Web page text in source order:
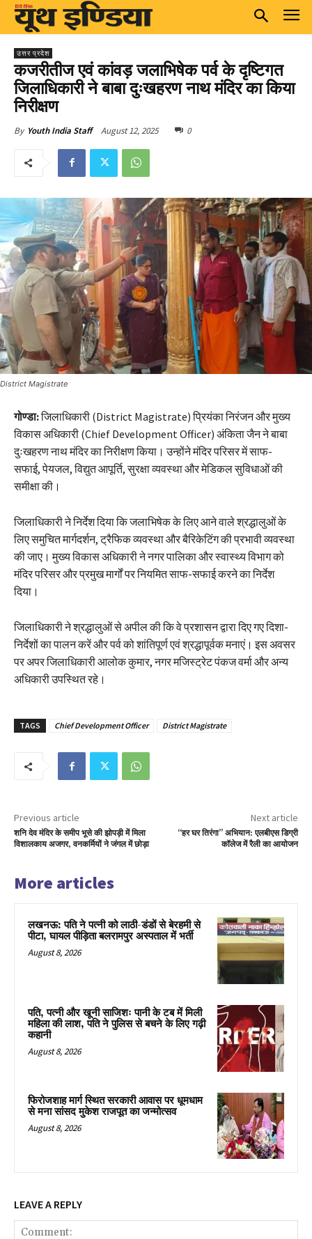
उत्तर प्रदेश
कजरीतीज एवं कांवड़ जलाभिषेक पर्व के दृष्टिगत
जिलाधिकारी ने बाबा दुःखहरण नाथ मंदिर का किया
निरीक्षण
By Youth India Staff August 12, 2025 0
District Magistrate
गोण्डा:जिलाधिकारी (District Magistrate) प्रियंका निरंजन और मुख्य
विकास अधिकारी (Chief Development Officer) अंकिता जैन ने बाबा
दुःखहरण नाथ मंदिर का निरीक्षण किया। उन्होंने मंदिर परिसर में साफ-
सफाई, पेयजल, विद्युत आपूर्ति, सुरक्षा व्यवस्था और मेडिकल सुविधाओं की
समीक्षा की।
जिलाधिकारी ने निर्देश दिया कि जलाभिषेक के लिए आने वाले श्रद्धालुओं के
लिए समुचित मार्गदर्शन, ट्रैफिक व्यवस्था और बैरिकेटिंग की प्रभावी व्यवस्था
की जाए। मुख्य विकास अधिकारी ने नगर पालिका और स्वास्थ्य विभाग को
मंदिर परिसर और प्रमुख मार्गों पर नियमित साफ-सफाई करने का निर्देश
दिया।
जिलाधिकारी ने श्रद्धालुओं से अपील की कि वे प्रशासन द्वारा दिए गए दिशा-
निर्देशों का पालन करें और पर्व को शांतिपूर्ण एवं श्रद्धापूर्वक मनाएं। इस अवसर
पर अपर जिलाधिकारी आलोक कुमार, नगर मजिस्ट्रेट पंकज वर्मा और अन्य
अधिकारी उपस्थित रहे।
TAGS Chief Development Officer District Magistrate
Previous article
शनि देव मंदिर के समीप भूसे की झोपड़ी में मिला
विशालकाय अजगर, वनकर्मियों ने जंगल में छोड़ा
Next article
“हर घर तिरंगा” अभियान: एलबीएस डिग्री
कॉलेज में रैली का आयोजन
More articles
लखनऊ: पति ने पत्नी को लाठी-डंडों से बेरहमी से
पीटा, घायल पीड़िता बलरामपुर अस्पताल में भर्ती
August 8, 2026
पति, पत्नी और खूनी साजिशः पानी के टब में मिली
महिला की लाश, पति ने पुलिस से बचने के लिए गढ़ी
कहानी
August 8, 2026
फिरोजशाह मार्ग स्थित सरकारी आवास पर धूमधाम
से मना सांसद मुकेश राजपूत का जन्मोत्सव
August 8, 2026
LEAVE A REPLY